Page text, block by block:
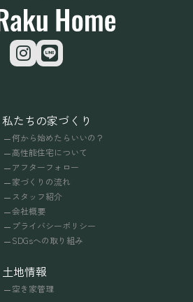
私たちの家づくり
何から始めたらいいの？
高性能住宅について
アフターフォロー
家づくりの流れ
スタッフ紹介
会社概要
プライバシーポリシー
SDGsへの取り組み
土地情報
空き家管理